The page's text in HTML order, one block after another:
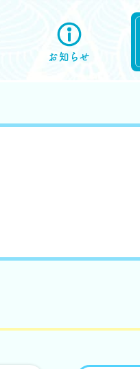
お知らせ